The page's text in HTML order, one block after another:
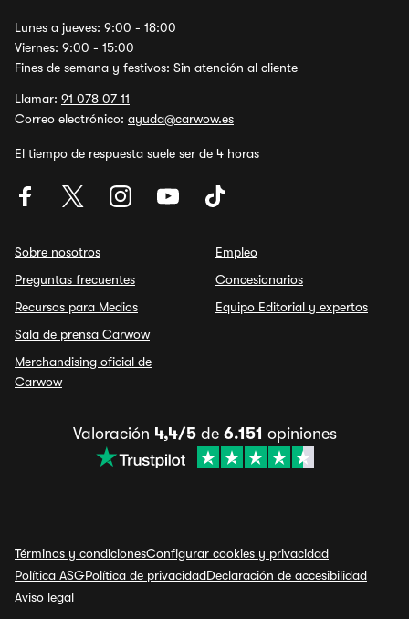
Lunes a jueves: 9:00 - 18:00
Viernes: 9:00 - 15:00
Fines de semana y festivos: Sin atención al cliente
Llamar: 91 078 07 11
Correo electrónico: ayuda@carwow.es
El tiempo de respuesta suele ser de 4 horas
Sobre nosotros
Preguntas frecuentes
Recursos para Medios
Sala de prensa Carwow
Merchandising oficial de
Carwow
Empleo
Concesionarios
Equipo Editorial y expertos
Valoración 4,4/5de 6.151 opiniones
Términos y condicionesConfigurar cookies y privacidad
Política ASGPolítica de privacidadDeclaración de accesibilidad
Aviso legal